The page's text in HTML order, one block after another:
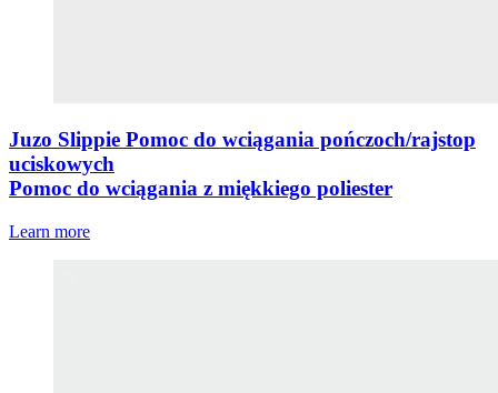
Juzo Slippie Pomoc do wciągania pończoch/rajstop
uciskowych
Pomoc do wciągania z miękkiego poliester
Learn more